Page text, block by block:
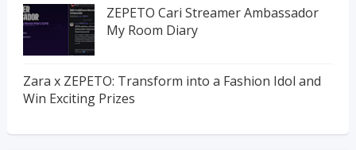
ZEPETO Cari Streamer Ambassador
My Room Diary
Zara x ZEPETO: Transform into a Fashion Idol and
Win Exciting Prizes